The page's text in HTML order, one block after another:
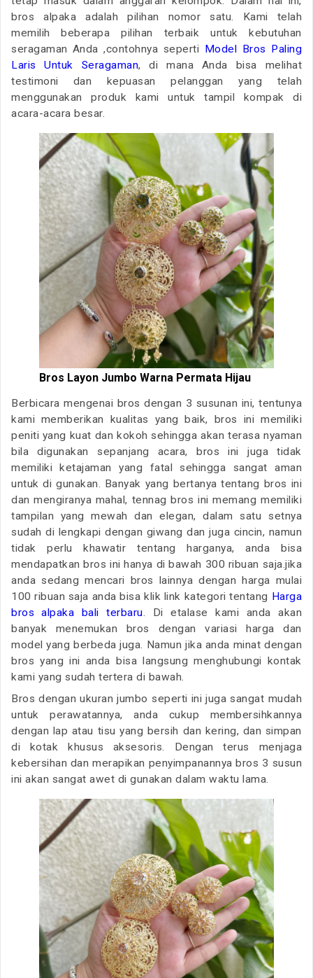
bros alpaka adalah pilihan nomor satu. Kami telah
memilih beberapa pilihan terbaik untuk kebutuhan
seragaman Anda ,contohnya seperti Model Bros Paling
Laris Untuk Seragaman, di mana Anda bisa melihat
testimoni dan kepuasan pelanggan yang telah
menggunakan produk kami untuk tampil kompak di
acara-acara besar.
Bros Layon Jumbo Warna Permata Hijau
Berbicara mengenai bros dengan 3 susunan ini, tentunya
kami memberikan kualitas yang baik, bros ini memiliki
peniti yang kuat dan kokoh sehingga akan terasa nyaman
bila digunakan sepanjang acara, bros ini juga tidak
memiliki ketajaman yang fatal sehingga sangat aman
untuk di gunakan. Banyak yang bertanya tentang bros ini
dan mengiranya mahal, tennag bros ini memang memiliki
tampilan yang mewah dan elegan, dalam satu setnya
sudah di lengkapi dengan giwang dan juga cincin, namun
tidak perlu khawatir tentang harganya, anda bisa
mendapatkan bros ini hanya di bawah 300 ribuan saja.jika
anda sedang mencari bros lainnya dengan harga mulai
100 ribuan saja anda bisa klik link kategori tentang Harga
bros alpaka bali terbaru. Di etalase kami anda akan
banyak menemukan bros dengan variasi harga dan
model yang berbeda juga. Namun jika anda minat dengan
bros yang ini anda bisa langsung menghubungi kontak
kami yang sudah tertera di bawah.
Bros dengan ukuran jumbo seperti ini juga sangat mudah
untuk perawatannya, anda cukup membersihkannya
dengan lap atau tisu yang bersih dan kering, dan simpan
di kotak khusus aksesoris. Dengan terus menjaga
kebersihan dan merapikan penyimpanannya bros 3 susun
ini akan sangat awet di gunakan dalam waktu lama.